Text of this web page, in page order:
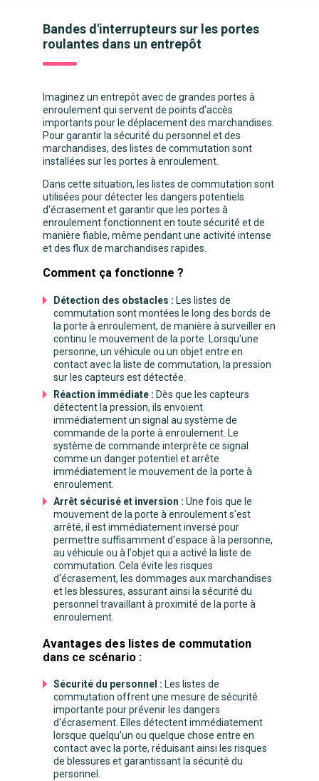
Bandes d'interrupteurs sur les portes
roulantes dans un entrepôt
Imaginez un entrepôt avec de grandes portes à
enroulement qui servent de points d'accès
importants pour le déplacement des marchandises.
Pour garantir la sécurité du personnel et des
marchandises, des listes de commutation sont
installées sur les portes à enroulement.
Dans cette situation, les listes de commutation sont
utilisées pour détecter les dangers potentiels
d'écrasement et garantir que les portes à
enroulement fonctionnent en toute sécurité et de
manière fiable, même pendant une activité intense
et des flux de marchandises rapides.
Comment ça fonctionne ?
Détection des obstacles : Les listes de
commutation sont montées le long des bords de
la porte à enroulement, de manière à surveiller en
continu le mouvement de la porte. Lorsqu'une
personne, un véhicule ou un objet entre en
contact avec la liste de commutation, la pression
sur les capteurs est détectée.
Réaction immédiate : Dès que les capteurs
détectent la pression, ils envoient
immédiatement un signal au système de
commande de la porte à enroulement. Le
système de commande interprète ce signal
comme un danger potentiel et arrête
immédiatement le mouvement de la porte à
enroulement.
Arrêt sécurisé et inversion : Une fois que le
mouvement de la porte à enroulement s'est
arrêté, il est immédiatement inversé pour
permettre suffisamment d'espace à la personne,
au véhicule ou à l'objet qui a activé la liste de
commutation. Cela évite les risques
d'écrasement, les dommages aux marchandises
et les blessures, assurant ainsi la sécurité du
personnel travaillant à proximité de la porte à
enroulement.
Avantages des listes de commutation
dans ce scénario :
Sécurité du personnel : Les listes de
commutation offrent une mesure de sécurité
importante pour prévenir les dangers
d'écrasement. Elles détectent immédiatement
lorsque quelqu'un ou quelque chose entre en
contact avec la porte, réduisant ainsi les risques
de blessures et garantissant la sécurité du
personnel.